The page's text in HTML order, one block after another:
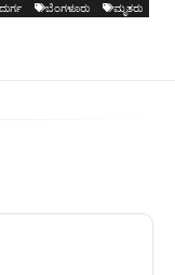
ಬೆಂಗಳೂರು
ಮೃತರು